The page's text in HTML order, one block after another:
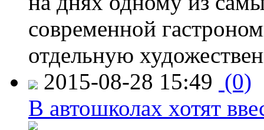
современной
отдельную
2015-08-28 15:49 (0)
В автошколах хотят